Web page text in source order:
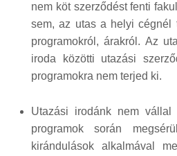
nem köt szerződést fenti
sem, az utas a helyi cégnél
programokról, árakról. Az
iroda közötti utazási
programokra nem terjed ki.
Utazási irodánk nem vállal
programok során
kirándulások alkalmával